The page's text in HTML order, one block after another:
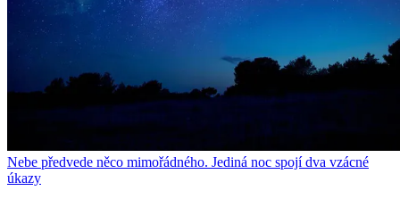
Nebe předvede něco mimořádného. Jediná noc spojí dva vzácné
úkazy